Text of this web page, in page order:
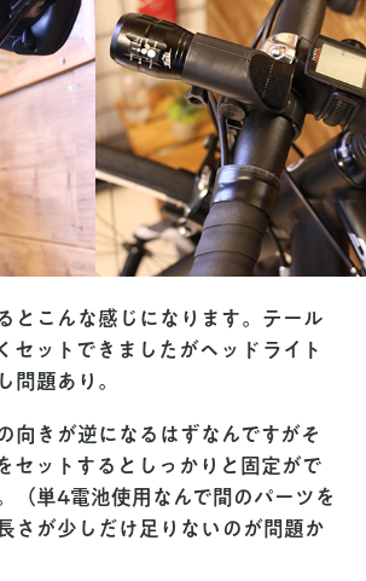
とこんな感じになります。テール
セットできましたがヘッドライト
問題あり。
向きが逆になるはずなんですがそ
セットするとしっかりと固定がで
（単4電池使用なんで間のパーツを
さが少しだけ足りないのが問題か